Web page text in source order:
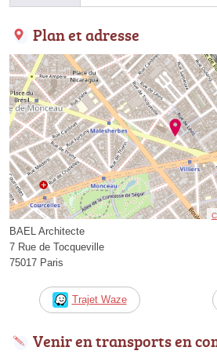
Plan et adresse
BAEL Architecte
7 Rue de Tocqueville
75017 Paris
Trajet Waze
Venir en transports en